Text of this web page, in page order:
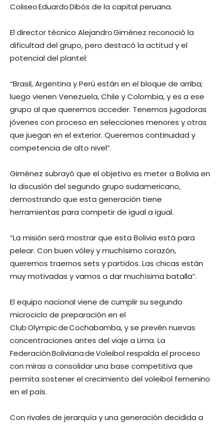
Coliseo Eduardo Dibós de la capital peruana.
El director técnico Alejandro Giménez reconoció la
dificultad del grupo, pero destacó la actitud y el
potencial del plantel:
“Brasil, Argentina y Perú están en el bloque de arriba;
luego vienen Venezuela, Chile y Colombia, y es a ese
grupo al que queremos acceder. Tenemos jugadoras
jóvenes con proceso en selecciones menores y otras
que juegan en el exterior. Queremos continuidad y
competencia de alto nivel”.
Giménez subrayó que el objetivo es meter a Bolivia en
la discusión del segundo grupo sudamericano,
demostrando que esta generación tiene
herramientas para competir de igual a igual.
“La misión será mostrar que esta Bolivia está para
pelear. Con buen vóley y muchísimo corazón,
queremos traernos sets y partidos. Las chicas están
muy motivadas y vamos a dar muchísima batalla”.
El equipo nacional viene de cumplir su segundo
microciclo de preparación en el
Club Olympic de Cochabamba, y se prevén nuevas
concentraciones antes del viaje a Lima. La
Federación Boliviana de Voleibol respalda el proceso
con miras a consolidar una base competitiva que
permita sostener el crecimiento del voleibol femenino
en el país.
Con rivales de jerarquía y una generación decidida a